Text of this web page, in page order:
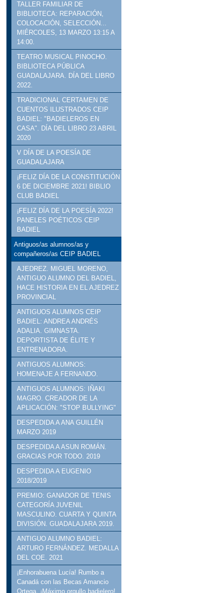
TALLER FAMILIAR DE
BIBLIOTECA: REPARACIÓN,
COLOCACIÓN, SELECCIÓN...
MIÉRCOLES, 13 MARZO 13:15 A
14:00.
TEATRO MUSICAL PINOCHO.
BIBLIOTECA PÚBLICA
GUADALAJARA. DÍA DEL LIBRO
2022.
TRADICIONAL CERTAMEN DE
CUENTOS ILUSTRADOS CEIP
BADIEL: "BADIELEROS EN
CASA". DÍA DEL LIBRO 23 ABRIL
2020
V DÍA DE LA POESÍA DE
GUADALAJARA
¡FELIZ DÍA DE LA CONSTITUCIÓN
6 DE DICIEMBRE 2021! BIBLIO
CLUB BADIEL
¡FELIZ DÍA DE LA POESÍA 2022!
PANELES POÉTICOS CEIP
BADIEL
Antiguos/as alumnos/as y
compañeros/as CEIP BADIEL
AJEDREZ. MIGUEL MORENO,
ANTIGUO ALUMNO DEL BADIEL,
HACE HISTORIA EN EL AJEDREZ
PROVINCIAL
ANTIGUOS ALUMNOS CEIP
BADIEL: ANDREA ANDRÉS
ADALIA. GIMNASTA.
DEPORTISTA DE ÉLITE Y
ENTRENADORA.
ANTIGUOS ALUMNOS:
HOMENAJE A FERNANDO.
ANTIGUOS ALUMNOS: IÑAKI
MAGRO. CREADOR DE LA
APLICACIÓN: "STOP BULLYING"
DESPEDIDA A ANA GUILLÉN
MARZO 2019
DESPEDIDA A ASUN ROMÁN.
GRACIAS POR TODO. 2019
DESPEDIDA A EUGENIO
2018/2019
PREMIO: GANADOR DE TENIS
CATEGORÍA JUVENIL
MASCULINO. CUARTA Y QUINTA
DIVISIÓN. GUADALAJARA 2019.
ANTIGUO ALUMNO BADIEL:
ARTURO FERNÁNDEZ. MEDALLA
DEL COE. 2021
¡Enhorabuena Lucía! Rumbo a
Canadá con las Becas Amancio
Ortega. ¡Máximo orgullo badielero!